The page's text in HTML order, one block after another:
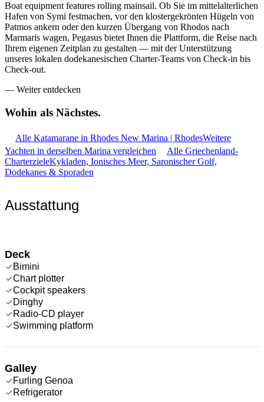
Boat equipment features rolling mainsail. Ob Sie im mittelalterlichen
Hafen von Symi festmachen, vor den klostergekrönten Hügeln von
Patmos ankern oder den kurzen Übergang von Rhodos nach
Marmaris wagen, Pegasus bietet Ihnen die Plattform, die Reise nach
Ihrem eigenen Zeitplan zu gestalten — mit der Unterstützung
unseres lokalen dodekanesischen Charter-Teams von Check-in bis
Check-out.
— Weiter entdecken
Wohin als Nächstes.
Alle Katamarane in Rhodes New Marina | RhodesWeitere
Yachten in derselben Marina vergleichen
Alle Griechenland-
CharterzieleKykladen, Ionisches Meer, Saronischer Golf,
Dodekanes & Sporaden
Ausstattung
Deck
Bimini
Chart plotter
Cockpit speakers
Dinghy
Radio-CD player
Swimming platform
Galley
Furling Genoa
Refrigerator